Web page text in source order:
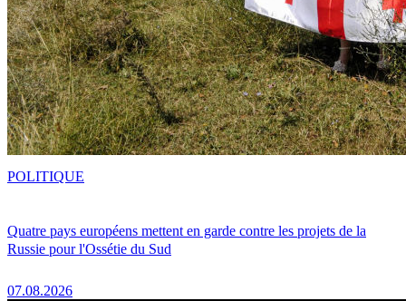
Quatre pays européens mettent en garde contre les projets de la
Russie pour l'Ossétie du Sud
07.08.2026
POLITIQUE